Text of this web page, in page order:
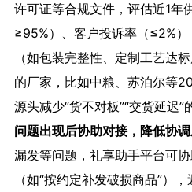
许可证等合规文件，评估近1年
≥95%）、客户投诉率（≤2%
（如包装完整性、定制工艺达
的厂家，比如中粮、苏泊尔等
源头减少“货不对板”“交货延迟”
问题出现后协助对接，降低协调
漏发等问题，礼享助手平台可
（如“按约定补发破损商品”）